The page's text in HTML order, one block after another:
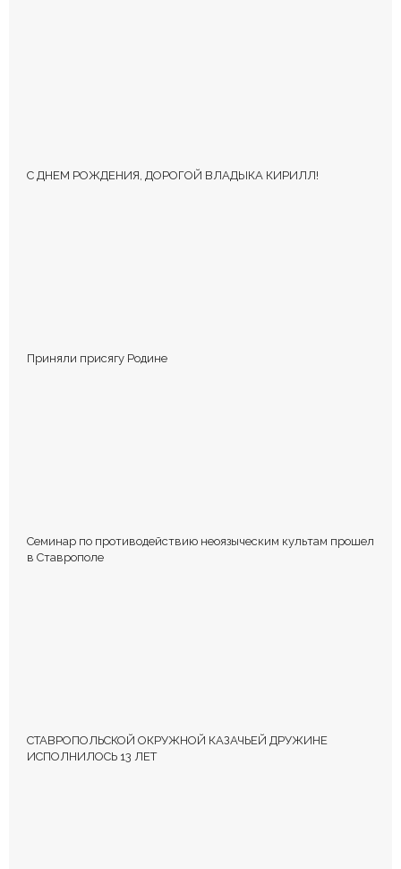
С ДНЕМ РОЖДЕНИЯ, ДОРОГОЙ ВЛАДЫКА КИРИЛЛ!
Приняли присягу Родине
Семинар по противодействию неоязыческим культам прошел
в Ставрополе
СТАВРОПОЛЬСКОЙ ОКРУЖНОЙ КАЗАЧЬЕЙ ДРУЖИНЕ
ИСПОЛНИЛОСЬ 13 ЛЕТ